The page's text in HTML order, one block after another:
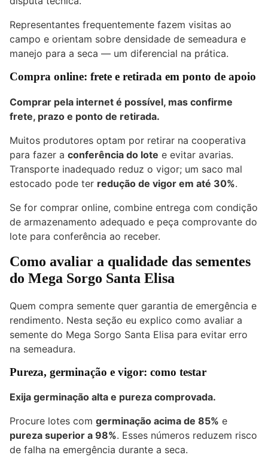
Representantes frequentemente fazem visitas ao
campo e orientam sobre densidade de semeadura e
manejo para a seca — um diferencial na prática.
Compra online: frete e retirada em ponto de apoio
Comprar pela internet é possível, mas confirme
frete, prazo e ponto de retirada.
Muitos produtores optam por retirar na cooperativa
para fazer a conferência do lote e evitar avarias.
Transporte inadequado reduz o vigor; um saco mal
estocado pode ter redução de vigor em até 30%.
Se for comprar online, combine entrega com condição
de armazenamento adequado e peça comprovante do
lote para conferência ao receber.
Como avaliar a qualidade das sementes
do Mega Sorgo Santa Elisa
Quem compra semente quer garantia de emergência e
rendimento. Nesta seção eu explico como avaliar a
semente do Mega Sorgo Santa Elisa para evitar erro
na semeadura.
Pureza, germinação e vigor: como testar
Exija germinação alta e pureza comprovada.
Procure lotes com germinação acima de 85% e
pureza superior a 98%. Esses números reduzem risco
de falha na emergência durante a seca.